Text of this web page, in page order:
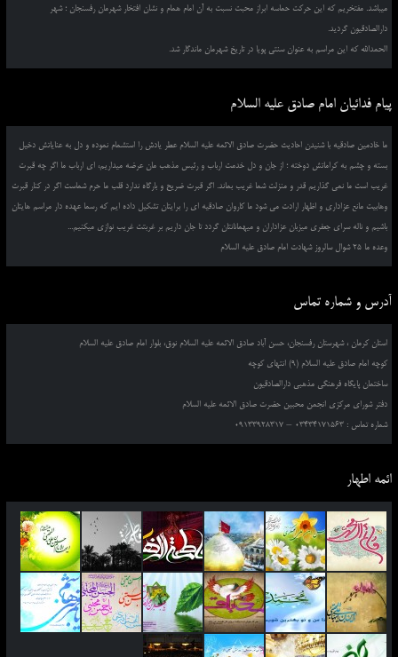
میباشد. مفتخریم که این حرکت حماسه ابراز محبت نسبت به آن امام همام و نشان افتخار شهرمان رفسنجان ؛ شهر
دارالصادقیون گردید.
الحمدالله که این مراسم به عنوان سنتی پویا در تاریخ شهرمان ماندگار شد.
پیام فدائیان امام صادق علیه السلام
ما خادمین صادقیه با شنیدن احادیث حضرت صادق الائمه علیه السلام عطر یادش را استشمام نموده و دل به عنایاتش دخیل
بسته و چشم به کراماتش دوخته ؛ از جان و دل خدمت ارباب و رئیس مذهب مان عرضه میداریم، ای ارباب ما اگر چه قبرت
غریب است ما نمی گذاریم قدر و منزلت شما غریب بماند. اگر قبرت ضریح و بارگاه ندارد قلب ما حرم شماست اگر در کنار قبرت
وهابیت مانع عزاداری و اظهار ارادت می شود ما کاروان صادقیه ای را برایتان تشکیل داده ایم که رسما عهده دار مراسم هایتان
باشیم و ناله سرای جعفری میزبان عزاداران و میهمانانتان گردد تا جان داریم بر غربتت غریب نوازی میکنیم...
وعده ما 25 شوال سالروز شهادت امام صادق علیه السلام
آدرس و شماره تماس
استان کرمان ، شهرستان رفسنجان، حسن آباد صادق الائمه علیه السلام نوق، بلوار امام صادق علیه السلام
کوچه امام صادق علیه السلام (9) انتهای کوچه
ساختمان پایگاه فرهنگی مذهبی دارالصادقیون
دفتر شورای مرکزی انجمن محبین حضرت صادق الائمه علیه السلام
شماره تماس : 03434171563 – 09133928317
ائمه اطهار